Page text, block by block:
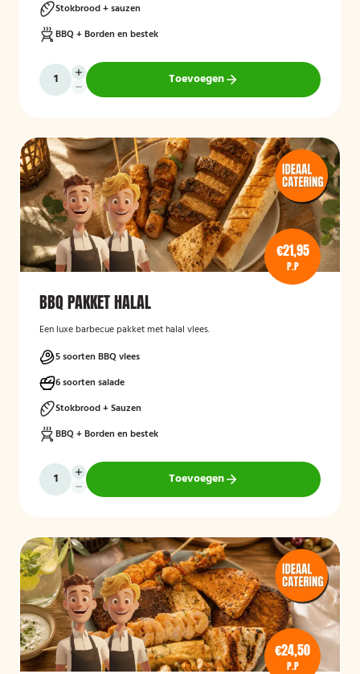
het ophalen van de materialen.
Stokbrood + sauzen
BBQ + Borden en bestek
Toevoegen
€21,95
P.P
BBQ PAKKET HALAL
Een luxe barbecue pakket met halal vlees.
5 soorten BBQ vlees
6 soorten salade
Stokbrood + Sauzen
BBQ + Borden en bestek
Toevoegen
€24,50
P.P